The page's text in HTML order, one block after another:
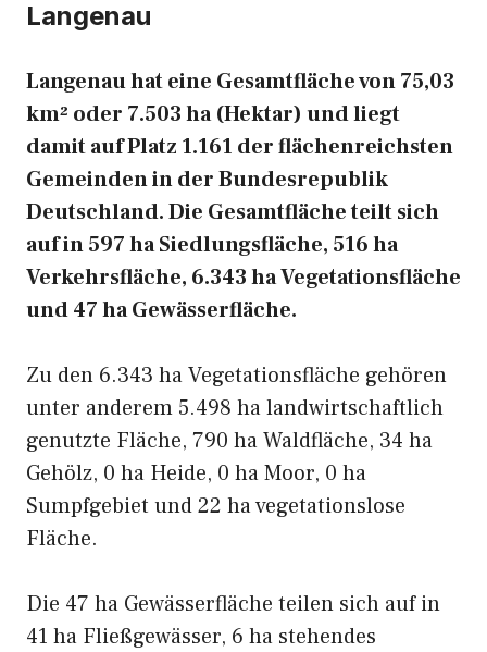
Langenau
Langenau hat eine Gesamtfläche von 75,03
km² oder 7.503 ha (Hektar) und liegt
damit auf Platz 1.161 der flächenreichsten
Gemeinden in der Bundesrepublik
Deutschland. Die Gesamtfläche teilt sich
auf in 597 ha Siedlungsfläche, 516 ha
Verkehrsfläche, 6.343 ha Vegetationsfläche
und 47 ha Gewässerfläche.
Zu den 6.343 ha Vegetationsfläche gehören
unter anderem 5.498 ha landwirtschaftlich
genutzte Fläche, 790 ha Waldfläche, 34 ha
Gehölz, 0 ha Heide, 0 ha Moor, 0 ha
Sumpfgebiet und 22 ha vegetationslose
Fläche.
Die 47 ha Gewässerfläche teilen sich auf in
41 ha Fließgewässer, 6 ha stehendes